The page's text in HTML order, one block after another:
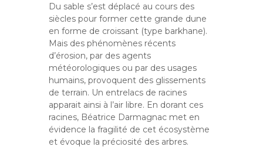
Du sable s’est déplacé au cours des
siècles pour former cette grande dune
en forme de croissant (type barkhane).
Mais des phénomènes récents
d’érosion, par des agents
météorologiques ou par des usages
humains, provoquent des glissements
de terrain. Un entrelacs de racines
apparait ainsi à l’air libre. En dorant ces
racines, Béatrice Darmagnac met en
évidence la fragilité de cet écosystème
et évoque la préciosité des arbres.